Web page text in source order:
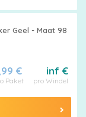
Geel - Maat 98
inf €
pro Windel
€
Paket